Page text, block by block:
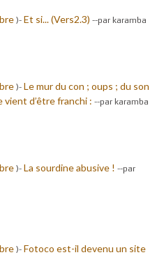
)- Et si... (Vers2.3) --par karamba
)- Le mur du con ; oups ; du son
vient d’être franchi : --par karamba
)- La sourdine abusive ! --par
)- Fotoco est-il devenu un site